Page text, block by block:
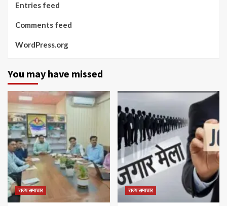
Entries feed
Comments feed
WordPress.org
You may have missed
राज्य समाचार राज्य समाचार